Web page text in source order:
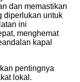
dan memastikan
diperlukan untuk
ini
menghemat
kapal
pentingnya
lokal.